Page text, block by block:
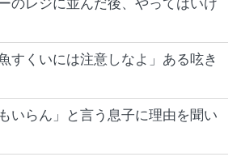
のレジに並んだ後、やってはいけ
すくいには注意しなよ」ある呟き
いらん」と言う息子に理由を聞い